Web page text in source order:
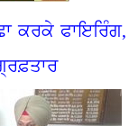
ਕਰਕੇ ਫਾਇਰਿੰਗ,